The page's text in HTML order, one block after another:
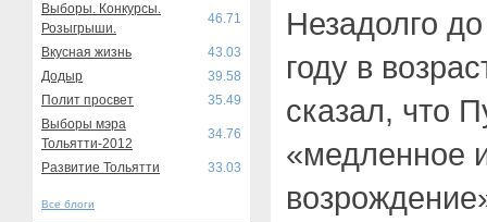
Выборы. Конкурсы.
Розыгрыши.
46.71
Вкусная жизнь
43.03
Додыр
39.58
Полит просвет
35.49
Выборы мэра
Тольятти-2012
34.76
Развитие Тольятти 33.03
Все блоги
Незадолго
году в
сказал, что
«медленное